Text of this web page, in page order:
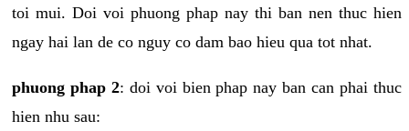
toi mui. Doi voi phuong phap nay thi ban nen thuc hien
ngay hai lan de co nguy co dam bao hieu qua tot nhat.
phuong phap 2: doi voi bien phap nay ban can phai thuc
hien nhu sau: